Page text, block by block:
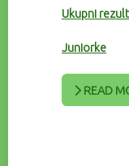
Ukupni
Juniorke
READ